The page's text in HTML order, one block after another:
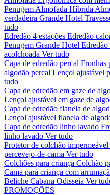
Penugem Almofada Híbrida
verdadeira Grande Hotel
tudo
Edredão 4 estações Edredão
Penugem Grande Hotel
acolchoada Ver tudo
Capa de edredão percal Fronhas
algodão percal Lençol ajustável
tudo
Capa de edredão em gaze de
Lençol ajustável em gaze de
Capa de edredão flanela de
Lençol ajustável flanela de
Capa de edredão linho lavado
linho lavado Ver tudo
Protetor de colchão impermeável
percevejo-de-cama Ver tudo
Colchões para criança Colchão
Cama para criança com
Beliche Cabana Odisseia Ver
PROMOÇÕES